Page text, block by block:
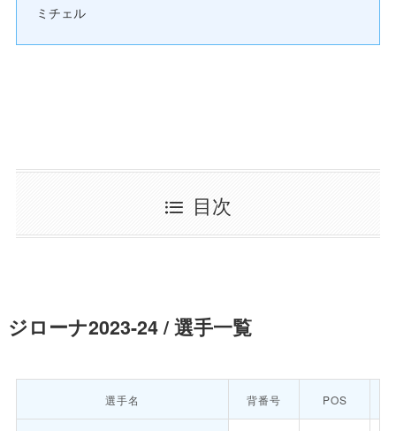
ミチェル
目次
ジローナ2023-24 / 選手一覧
選手名 背番号 POS